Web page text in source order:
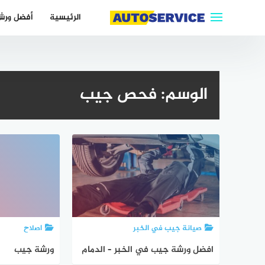
الرئيسية أفضل
الوسم:فحص جيب
صيانة جيب في الخبر
افضل ورشة جيب في الخبر – الدمام
اصلاح
ورشة جيب